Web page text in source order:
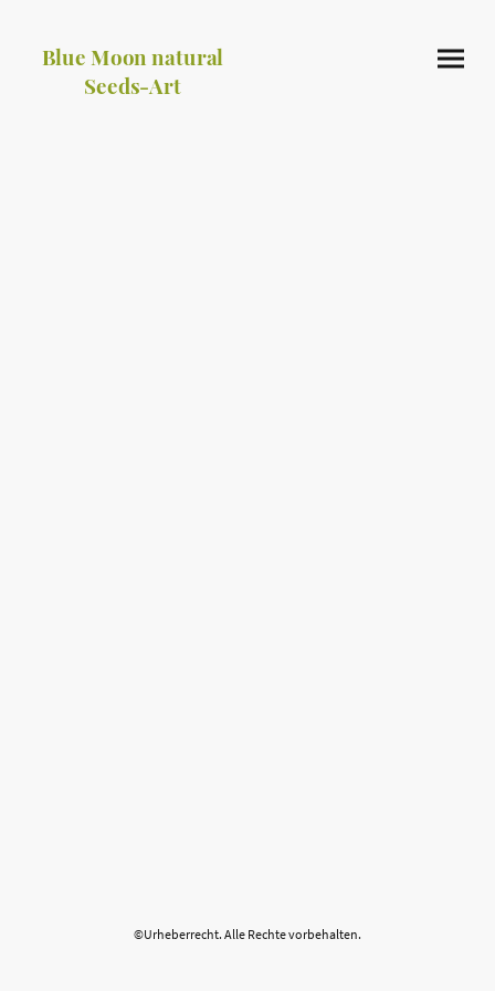
Blue Moon natural
Seeds-Art
©Urheberrecht. Alle Rechte vorbehalten.